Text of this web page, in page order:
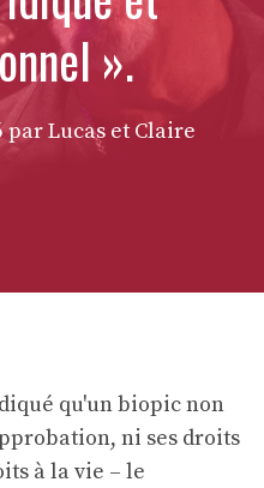
».
par Lucas et Claire
qu'un biopic non
ni ses droits
à la vie – le